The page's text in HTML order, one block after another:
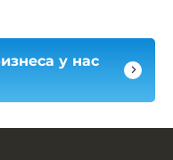
у нас